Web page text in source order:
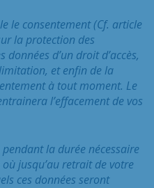
le consentement (Cf. article
la protection des
données d’un droit d’accès,
et enfin de la
à tout moment. Le
l’effacement de vos
la durée nécessaire
jusqu’au retrait de votre
ces données seront